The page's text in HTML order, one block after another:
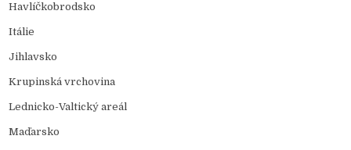
Havlíčkobrodsko
Itálie
Jihlavsko
Krupinská vrchovina
Lednicko-Valtický areál
Maďarsko